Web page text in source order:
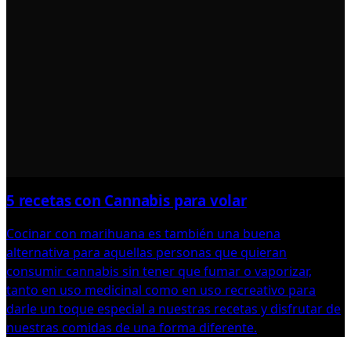
5 recetas con Cannabis para volar
Cocinar con marihuana es también una buena
alternativa para aquellas personas que quieran
consumir cannabis sin tener que fumar o vaporizar,
tanto en uso medicinal como en uso recreativo para
darle un toque especial a nuestras recetas y disfrutar de
nuestras comidas de una forma diferente.